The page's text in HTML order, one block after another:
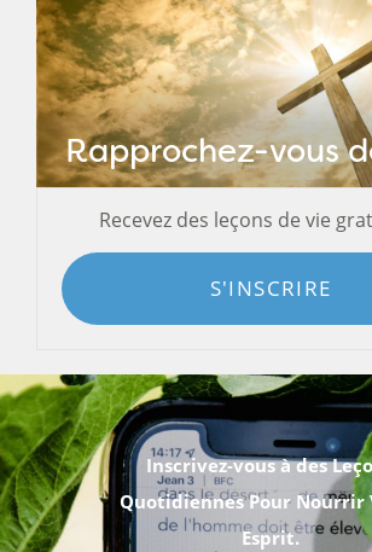
Rapprochez-vous
Recevez des leçons de vie
S'INSCRIRE
Inscrivez-vous à des
Quotidiennes Pour Nourrir
Esprit.